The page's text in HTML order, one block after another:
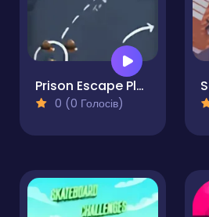
Prison Escape Plan
0 (0 Голосів)